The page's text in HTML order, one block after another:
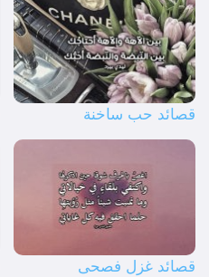
قصائد حب ساخنة
قصائد غزل فصحى